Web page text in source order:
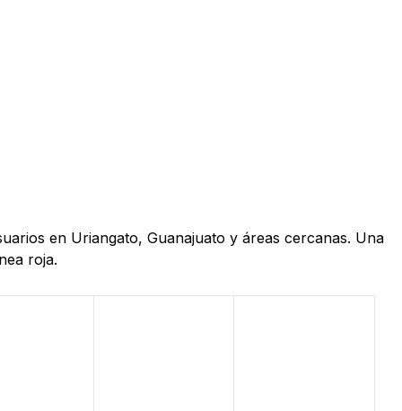
en Uriangato, Guanajuato y áreas cercanas. Una
roja.